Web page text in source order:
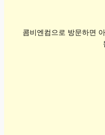
콤비엔컴으로 방문하면